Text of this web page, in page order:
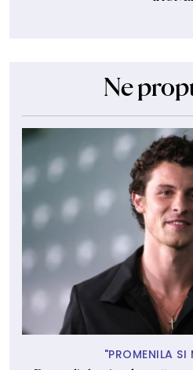
Ne
"PROMENILA